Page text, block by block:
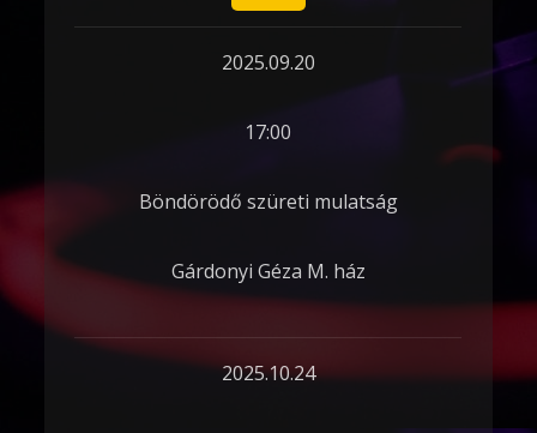
2025.09.20
17:00
Böndörödő szüreti mulatság
Gárdonyi Géza M. ház
2025.10.24